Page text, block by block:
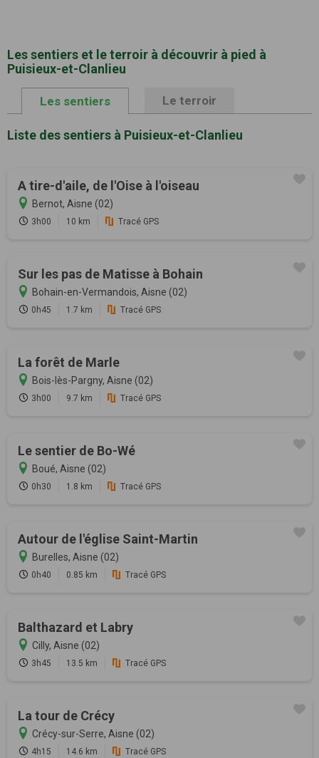
Les sentiers et le terroir à découvrir à pied à
Puisieux-et-Clanlieu
Les sentiers Le terroir
Liste des sentiers à Puisieux-et-Clanlieu
A tire-d'aile, de l'Oise à l'oiseau
Bernot, Aisne (02)
3h00 10 km Tracé GPS
Sur les pas de Matisse à Bohain
Bohain-en-Vermandois, Aisne (02)
0h45 1.7 km Tracé GPS
La forêt de Marle
Bois-lès-Pargny, Aisne (02)
3h00 9.7 km Tracé GPS
Le sentier de Bo-Wé
Boué, Aisne (02)
0h30 1.8 km Tracé GPS
Autour de l'église Saint-Martin
Burelles, Aisne (02)
0h40 0.85 km Tracé GPS
Balthazard et Labry
Cilly, Aisne (02)
3h45 13.5 km Tracé GPS
La tour de Crécy
Crécy-sur-Serre, Aisne (02)
4h15 14.6 km Tracé GPS